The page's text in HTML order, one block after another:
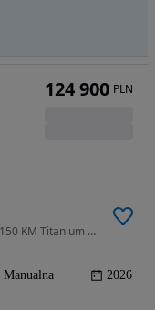
1499 cm3 • 187 KM • Ford Kuga 1.5 EcoBoost 150 KM Titanium skrzynia manualna
Manualna 2026
124 900 PLN